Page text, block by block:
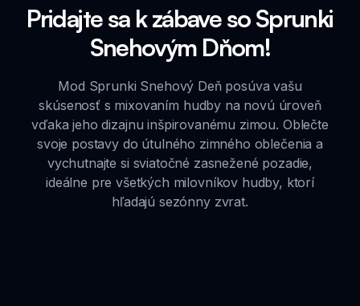
Pridajte sa k zábave so Sprunki
Snehovým Dňom!
Mod Sprunki Snehový Deň posúva vašu
skúsenosť s mixovaním hudby na novú úroveň
vďaka jeho dizajnu inšpirovanému zimou. Oblečte
svoje postavy do útulného zimného oblečenia a
vychutnajte si sviatočné zasnežené pozadie,
ideálne pre všetkých milovníkov hudby, ktorí
hľadajú sezónny zvrat.